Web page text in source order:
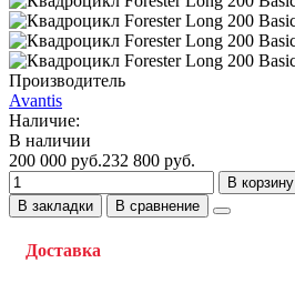
Производитель
Avantis
Наличие:
В наличии
200 000 руб.232 800 руб.
В корзину
В закладки
В сравнение
Доставка